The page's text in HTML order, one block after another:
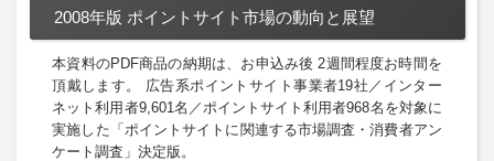
2008年版 ポイントサイト市場の動向と展望
本資料のPDF商品の納期は、お申込み後 2週間程度お時間を
頂戴します。 広告系ポイントサイト事業者19社／インター
ネット利用者9,601名／ポイントサイト利用者968名を対象に
実施した「ポイントサイトに関連する市場調査・消費者アン
ケート調査」決定版。